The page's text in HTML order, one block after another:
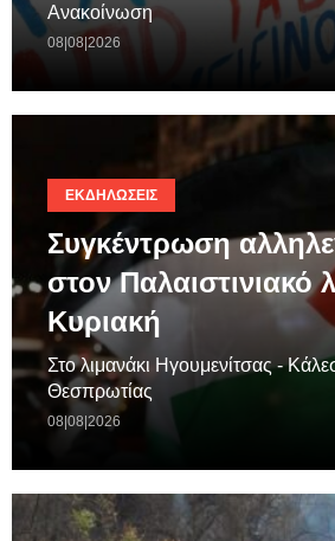
Ανακοίνωση
08|08|2026
ΕΚΔΗΛΏΣΕΙΣ
Συγκέντρωση
στον Παλαιστινιακό
Κυριακή
Στο λιμανάκι Ηγουμενίτσας -
Θεσπρωτίας
08|08|2026